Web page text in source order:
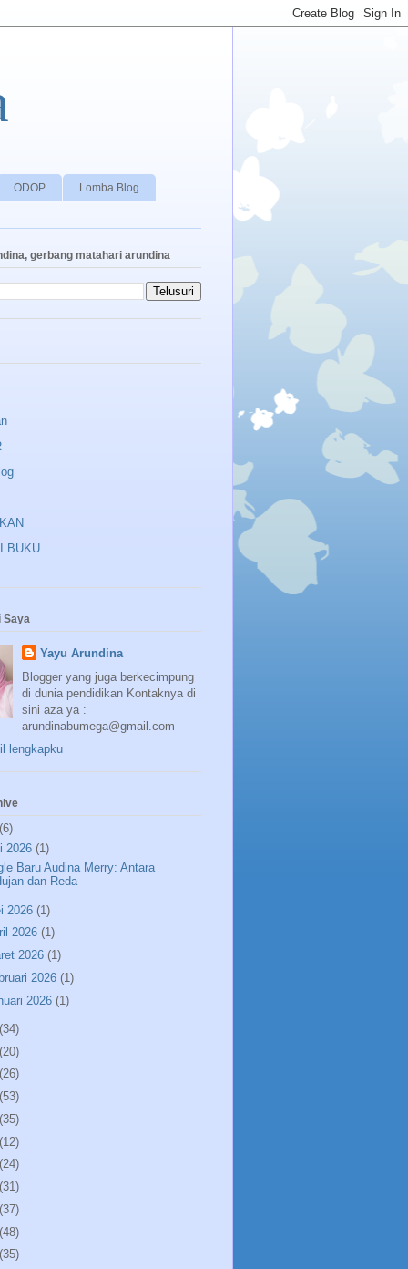
ODOP Lomba Blog
gerbang matahari arundina
BUKU
Saya
Yayu Arundina
Blogger yang juga berkecimpung
di dunia pendidikan Kontaknya di
sini aza ya :
arundinabumega@gmail.com
lengkapku
(6)
2026 (1)
Baru Audina Merry: Antara
dan Reda
2026 (1)
2026 (1)
2026 (1)
2026 (1)
2026 (1)
(34)
(20)
(26)
(53)
(35)
(12)
(24)
(31)
(37)
(48)
(35)